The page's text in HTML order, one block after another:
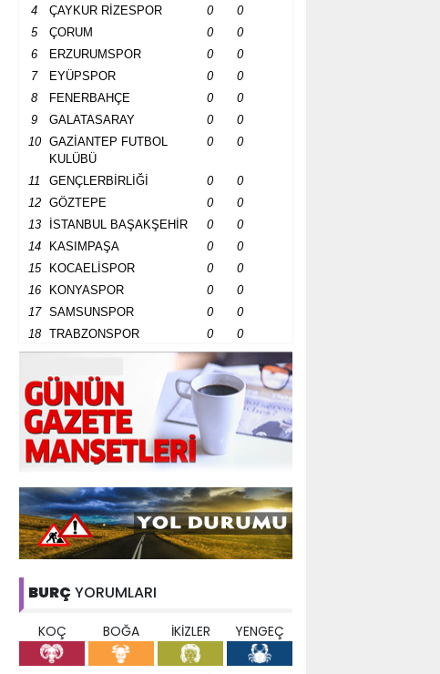
4 ÇAYKUR RİZESPOR 0
0
5
ÇORUM 0
0
6
ERZURUMSPOR 0
0
7
EYÜPSPOR 0
0
8
FENERBAHÇE 0
0
9
GALATASARAY 0
0
10
GAZİANTEP FUTBOL
KULÜBÜ
0 0
11 GENÇLERBİRLİĞİ 0
0
12
GÖZTEPE 0
0
13
İSTANBUL BAŞAKŞEHİR 0
0
14
KASIMPAŞA 0
0
15
KOCAELİSPOR 0
0
16
KONYASPOR 0
0
17
SAMSUNSPOR 0
0
18
TRABZONSPOR 0 0
BURÇ YORUMLARI
KOÇ BOĞA İKİZLER YENGEÇ